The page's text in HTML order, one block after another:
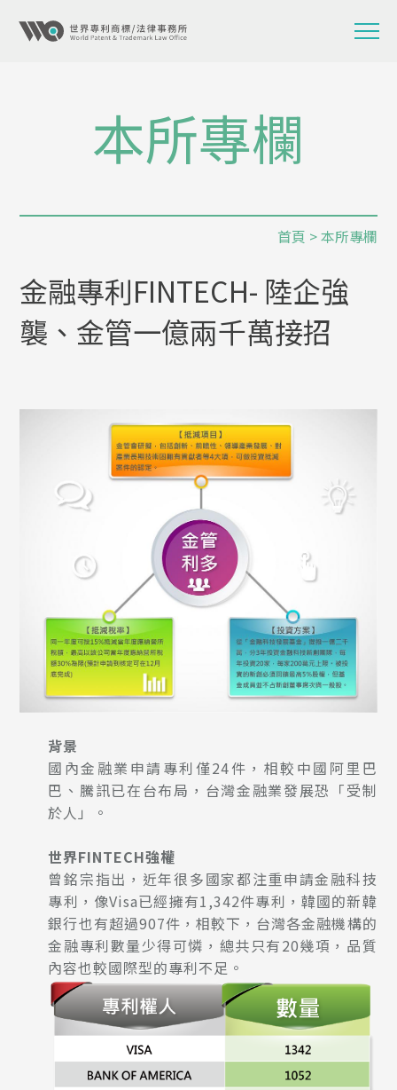
本所專欄
首頁 >本所專欄
金融專利FINTECH- 陸企強
襲、金管一億兩千萬接招
背景
國內金融業申請專利僅24件，相較中國阿里巴
巴、騰訊已在台布局，台灣金融業發展恐「受制
於人」。
世界FINTECH強權
曾銘宗指出，近年很多國家都注重申請金融科技
專利，像Visa已經擁有1,342件專利，韓國的新韓
銀行也有超過907件，相較下，台灣各金融機構的
金融專利數量少得可憐，總共只有20幾項，品質
內容也較國際型的專利不足。